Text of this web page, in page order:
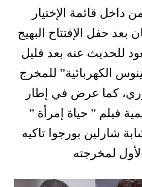
داخل قائمة الإختيار
بعد حفل الإفتتاح البهيج
للحديث عنه بعد قليل
الكهربائية” للمخرج
كما عرض في إطار
فيلم ” حياة إمرأة ”
شارلين بورجوا تاكيه
لمخرجته